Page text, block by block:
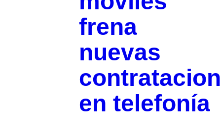
frena
nuevas
en telefonía